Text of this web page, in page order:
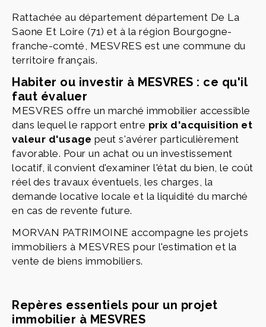
Rattachée au département département De La
Saone Et Loire (71) et à la région Bourgogne-
franche-comté, MESVRES est une commune du
territoire français.
Habiter ou investir à MESVRES : ce qu'il
faut évaluer
MESVRES offre un marché immobilier accessible
dans lequel le rapport entre prix d'acquisition et
valeur d'usage peut s'avérer particulièrement
favorable. Pour un achat ou un investissement
locatif, il convient d'examiner l'état du bien, le coût
réel des travaux éventuels, les charges, la
demande locative locale et la liquidité du marché
en cas de revente future.
MORVAN PATRIMOINE accompagne les projets
immobiliers à MESVRES pour l'estimation et la
vente de biens immobiliers.
Repères essentiels pour un projet
immobilier à MESVRES